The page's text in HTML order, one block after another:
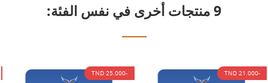
9 منتجات أخرى في نفس الفئة:
-21.000 TND
-25.000 TND